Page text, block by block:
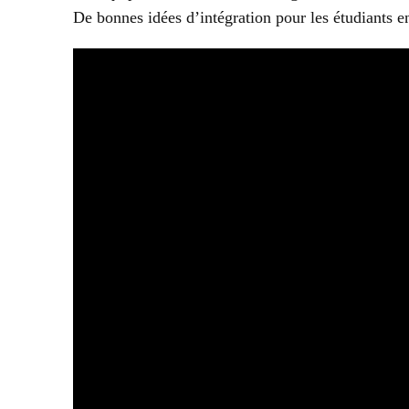
De bonnes idées d’intégration pour les étudiants